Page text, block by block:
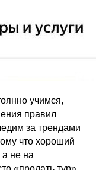
учимся,
правил
за трендами
что хороший
а не на